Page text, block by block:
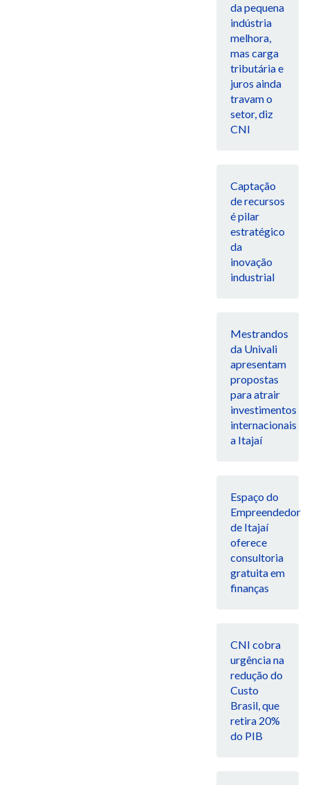
da pequena
indústria
melhora,
mas carga
tributária e
juros ainda
travam o
setor, diz
CNI
Captação
de recursos
é pilar
estratégico
da
inovação
industrial
Mestrandos
da Univali
apresentam
propostas
para atrair
investimentos
internacionais
a Itajaí
Espaço do
Empreendedor
de Itajaí
oferece
consultoria
gratuita em
finanças
CNI cobra
urgência na
redução do
Custo
Brasil, que
retira 20%
do PIB